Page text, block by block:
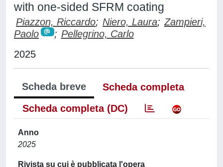
with one-sided SFRM coating
Piazzon, Riccardo; Niero, Laura; Zampieri,
Paolo
; Pellegrino, Carlo
2025
Scheda breve
Scheda completa
Scheda completa (DC)
Anno
2025
Rivista su cui è pubblicata l'opera